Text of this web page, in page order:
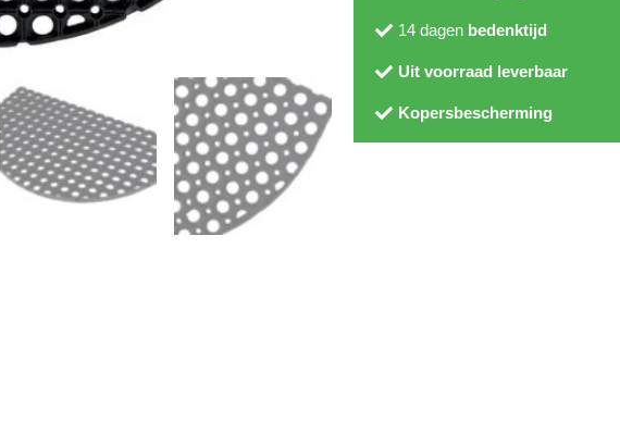
14 dagen bedenktijd
Uit voorraad leverbaar
Kopersbescherming